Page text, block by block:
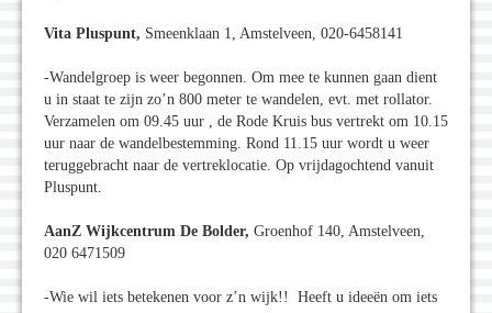
Vita Pluspunt, Smeenklaan 1, Amstelveen, 020-6458141
-Wandelgroep is weer begonnen. Om mee te kunnen gaan dient
u in staat te zijn zo’n 800 meter te wandelen, evt. met rollator.
Verzamelen om 09.45 uur , de Rode Kruis bus vertrekt om 10.15
uur naar de wandelbestemming. Rond 11.15 uur wordt u weer
teruggebracht naar de vertreklocatie. Op vrijdagochtend vanuit
Pluspunt.
AanZ Wijkcentrum De Bolder, Groenhof 140, Amstelveen,
020 6471509
-Wie wil iets betekenen voor z’n wijk!! Heeft u ideeën om iets